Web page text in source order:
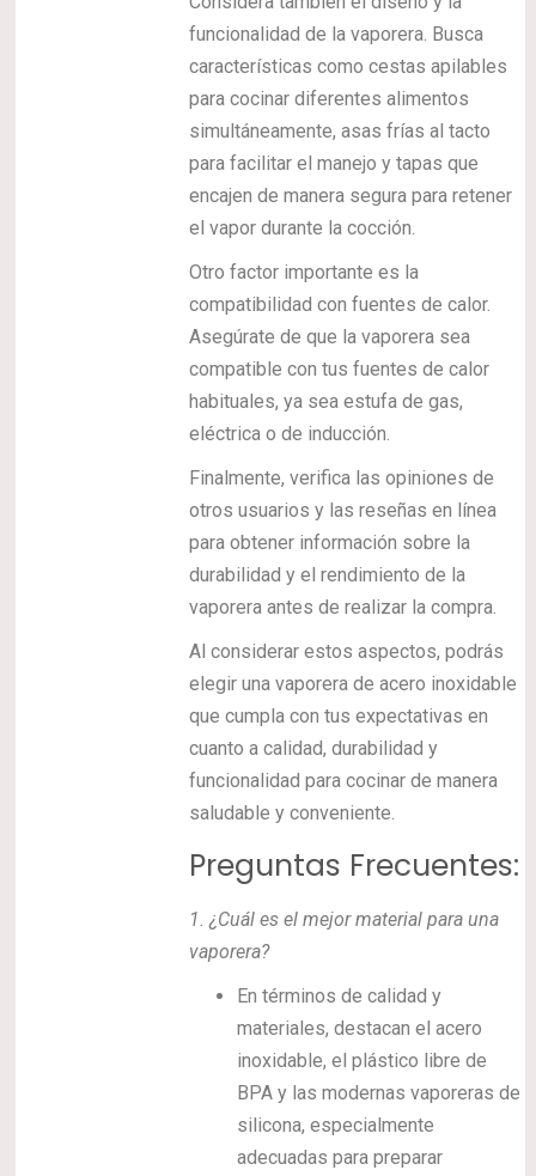
funcionalidad de la vaporera. Busca
características como cestas apilables
para cocinar diferentes alimentos
simultáneamente, asas frías al tacto
para facilitar el manejo y tapas que
encajen de manera segura para retener
el vapor durante la cocción.
Otro factor importante es la
compatibilidad con fuentes de calor.
Asegúrate de que la vaporera sea
compatible con tus fuentes de calor
habituales, ya sea estufa de gas,
eléctrica o de inducción.
Finalmente, verifica las opiniones de
otros usuarios y las reseñas en línea
para obtener información sobre la
durabilidad y el rendimiento de la
vaporera antes de realizar la compra.
Al considerar estos aspectos, podrás
elegir una vaporera de acero inoxidable
que cumpla con tus expectativas en
cuanto a calidad, durabilidad y
funcionalidad para cocinar de manera
saludable y conveniente.
Preguntas Frecuentes:
1.¿Cuál es el mejor material para una
vaporera?
En términos de calidad y
materiales, destacan el acero
inoxidable, el plástico libre de
BPA y las modernas vaporeras de
silicona, especialmente
adecuadas para preparar